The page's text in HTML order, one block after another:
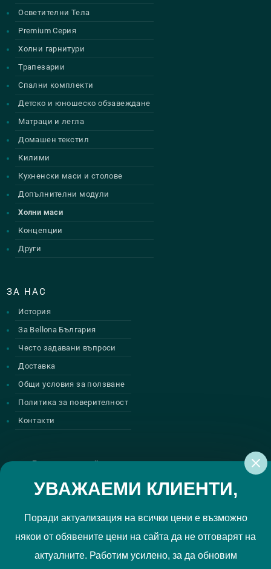
УВАЖАЕМИ КЛИЕНТИ,
Поради актуализация на всички цени е възможно
някои от обявените цени на сайта да не отговарят на
актуалните. Работим усилено, за да обновим
Осветителни Тела
Premium Серия
Холни гарнитури
Трапезарии
Спални комплекти
Детско и юношеско обзавеждане
Матраци и легла
Домашен текстил
Килими
Кухненски маси и столове
Допълнителни модули
Холни маси
Концепции
Други
ЗА НАС
История
За Bellona България
Често задавани въпроси
Доставка
Общи условия за ползване
Политика за поверителност
Контакти
Регистрирай се за нашите атрактивни
Прочетох и приемам Политиката за поверителност